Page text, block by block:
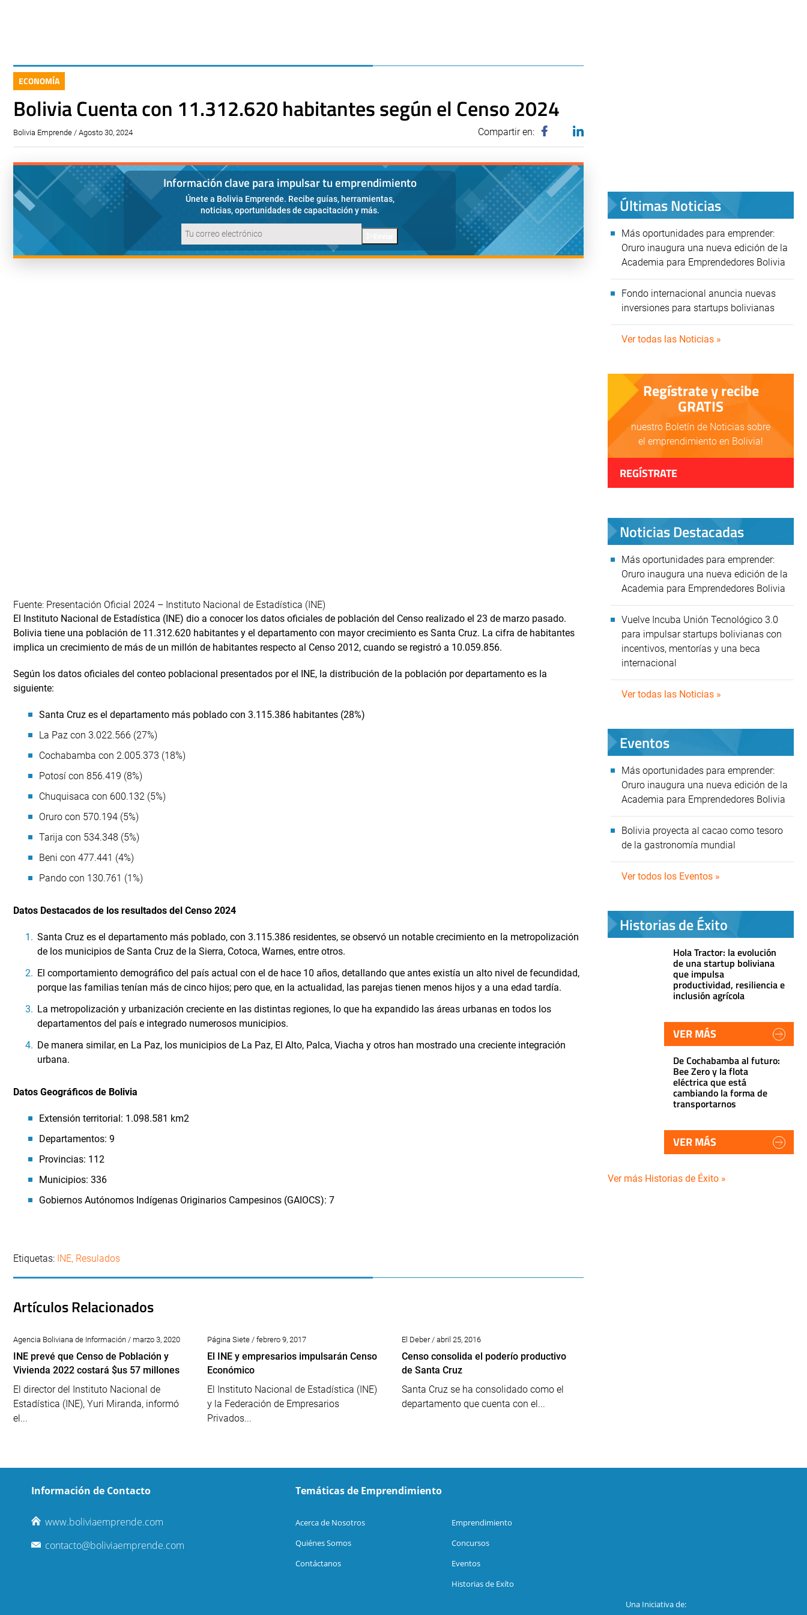
ECONOMÍA
Bolivia Cuenta con 11.312.620 habitantes según el Censo 2024
Bolivia Emprende / Agosto 30, 2024 Compartir en:
Información clave para impulsar tu emprendimiento
Únete a Bolivia Emprende. Recibe guías, herramientas,
noticias, oportunidades de capacitación y más.
Fuente: Presentación Oficial 2024 – Instituto Nacional de Estadística (INE)
El Instituto Nacional de Estadística (INE) dio a conocer los datos oficiales de población del Censo realizado el 23 de marzo pasado.
Bolivia tiene una población de 11.312.620 habitantes y el departamento con mayor crecimiento es Santa Cruz. La cifra de habitantes
implica un crecimiento de más de un millón de habitantes respecto al Censo 2012, cuando se registró a 10.059.856.
Según los datos oficiales del conteo poblacional presentados por el INE, la distribución de la población por departamento es la
siguiente:
Santa Cruz es el departamento más poblado con 3.115.386 habitantes (28%)
La Paz con 3.022.566 (27%)
Cochabamba con 2.005.373 (18%)
Potosí con 856.419 (8%)
Chuquisaca con 600.132 (5%)
Oruro con 570.194 (5%)
Tarija con 534.348 (5%)
Beni con 477.441 (4%)
Pando con 130.761 (1%)
Datos Destacados de los resultados del Censo 2024
Santa Cruz es el departamento más poblado, con 3.115.386 residentes, se observó un notable crecimiento en la metropolización
de los municipios de Santa Cruz de la Sierra, Cotoca, Warnes, entre otros.
El comportamiento demográfico del país actual con el de hace 10 años, detallando que antes existía un alto nivel de fecundidad,
porque las familias tenían más de cinco hijos; pero que, en la actualidad, las parejas tienen menos hijos y a una edad tardía.
La metropolización y urbanización creciente en las distintas regiones, lo que ha expandido las áreas urbanas en todos los
departamentos del país e integrado numerosos municipios.
De manera similar, en La Paz, los municipios de La Paz, El Alto, Palca, Viacha y otros han mostrado una creciente integración
urbana.
Datos Geográficos de Bolivia
Extensión territorial: 1.098.581 km2
Departamentos: 9
Provincias: 112
Municipios: 336
Gobiernos Autónomos Indígenas Originarios Campesinos (GAIOCS): 7
Etiquetas: INE, Resulados
Artículos Relacionados
Agencia Boliviana de Información / marzo 3, 2020
INE prevé que Censo de Población y
Vivienda 2022 costará $us 57 millones
El director del Instituto Nacional de
Estadística (INE), Yuri Miranda, informó
el...
Página Siete / febrero 9, 2017
El INE y empresarios impulsarán Censo
Económico
El Instituto Nacional de Estadística (INE)
y la Federación de Empresarios
Privados...
El Deber / abril 25, 2016
Censo consolida el poderío productivo
de Santa Cruz
Santa Cruz se ha consolidado como el
departamento que cuenta con el...
Últimas Noticias
Más oportunidades para emprender:
Oruro inaugura una nueva edición de la
Academia para Emprendedores Bolivia
Fondo internacional anuncia nuevas
inversiones para startups bolivianas
Ver todas las Noticias »
Regístrate y recibe
GRATIS
nuestro Boletín de Noticias sobre
el emprendimiento en Bolivia!
REGÍSTRATE
Noticias Destacadas
Más oportunidades para emprender:
Oruro inaugura una nueva edición de la
Academia para Emprendedores Bolivia
Vuelve Incuba Unión Tecnológico 3.0
para impulsar startups bolivianas con
incentivos, mentorías y una beca
internacional
Ver todas las Noticias »
Eventos
Más oportunidades para emprender:
Oruro inaugura una nueva edición de la
Academia para Emprendedores Bolivia
Bolivia proyecta al cacao como tesoro
de la gastronomía mundial
Ver todos los Eventos »
Historias de Éxito
Hola Tractor: la evolución
de una startup boliviana
que impulsa
productividad, resiliencia e
inclusión agrícola
VER MÁS
De Cochabamba al futuro:
Bee Zero y la flota
eléctrica que está
cambiando la forma de
transportarnos
VER MÁS
Ver más Historias de Éxito »
Información de Contacto
www.boliviaemprende.com
contacto@boliviaemprende.com
Temáticas de Emprendimiento
Acerca de Nosotros
Quiénes Somos
Contáctanos
Emprendimiento
Concursos
Eventos
Historias de Exíto
Una Iniciativa de: